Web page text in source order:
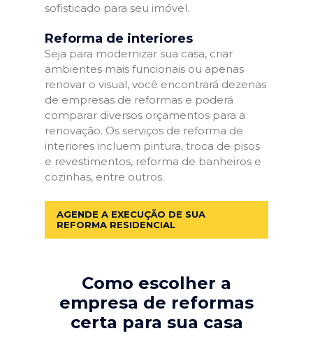
sofisticado para seu imóvel.
Reforma de interiores
Seja para modernizar sua casa, criar
ambientes mais funcionais ou apenas
renovar o visual, você encontrará dezenas
de empresas de reformas e poderá
comparar diversos orçamentos para a
renovação. Os serviços de reforma de
interiores incluem pintura, troca de pisos
e revestimentos, reforma de banheiros e
cozinhas, entre outros.
AGENDE A EXECUÇÃO DE SUA
REFORMA RESIDENCIAL
Como escolher a
empresa de reformas
certa para sua casa